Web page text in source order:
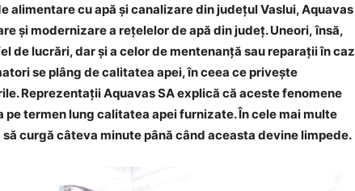
alimentare cu apă şi canalizare din județul Vaslui, Aquavas
și modernizare a rețelelor de apă din județ. Uneori, însă,
de lucrări, dar și a celor de mentenanță sau reparații în caz
se plâng de calitatea apei, în ceea ce privește
Reprezentații Aquavas SA explică că aceste fenomene
termen lung calitatea apei furnizate. În cele mai multe
curgă câteva minute până când aceasta devine limpede.